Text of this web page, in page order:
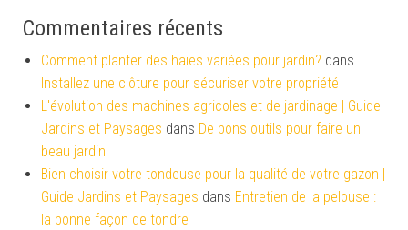
Commentaires récents
Comment planter des haies variées pour jardin? dans
Installez une clôture pour sécuriser votre propriété
L'évolution des machines agricoles et de jardinage | Guide
Jardins et Paysages dans De bons outils pour faire un
beau jardin
Bien choisir votre tondeuse pour la qualité de votre gazon |
Guide Jardins et Paysages dans Entretien de la pelouse :
la bonne façon de tondre